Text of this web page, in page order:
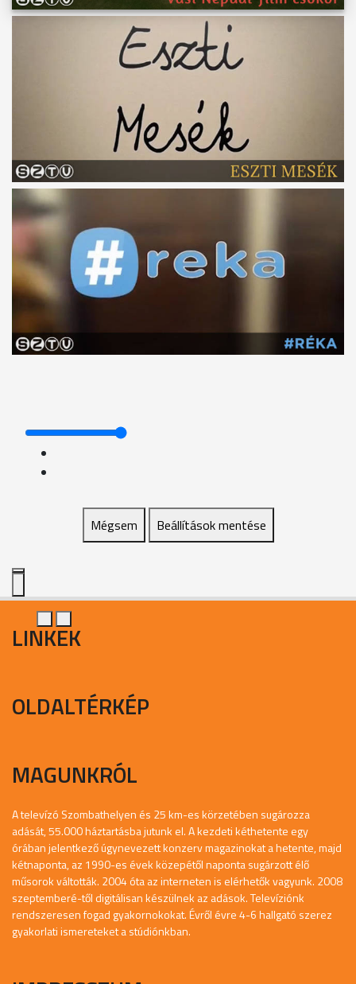
Mégsem Beállítások mentése
LINKEK
OLDALTÉRKÉP
MAGUNKRÓL
A televízó Szombathelyen és 25 km-es körzetében sugározza
adását, 55.000 háztartásba jutunk el. A kezdeti kéthetente egy
órában jelentkező úgynevezett konzerv magazinokat a hetente, majd
kétnaponta, az 1990-es évek közepétől naponta sugárzott élő
műsorok váltották. 2004 óta az interneten is elérhetők vagyunk. 2008
szeptemberé-től digitálisan készülnek az adások. Televíziónk
rendszeresen fogad gyakornokokat. Évről évre 4-6 hallgató szerez
gyakorlati ismereteket a stúdiónkban.